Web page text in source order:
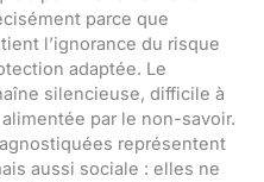
parce que
l’ignorance du risque
adaptée. Le
silencieuse, difficile à
par le non-savoir.
représentent
aussi sociale : elles ne